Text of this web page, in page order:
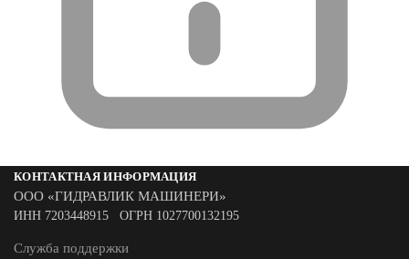
КОНТАКТНАЯ ИНФОРМАЦИЯ
ООО «ГИДРАВЛИК МАШИНЕРИ»
ИНН 7203448915 ОГРН 1027700132195
Служба поддержки